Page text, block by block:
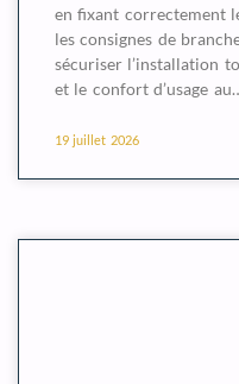
en fixant correctement
les consignes de
sécuriser l’installation
et le confort d’usage
19 juillet 2026